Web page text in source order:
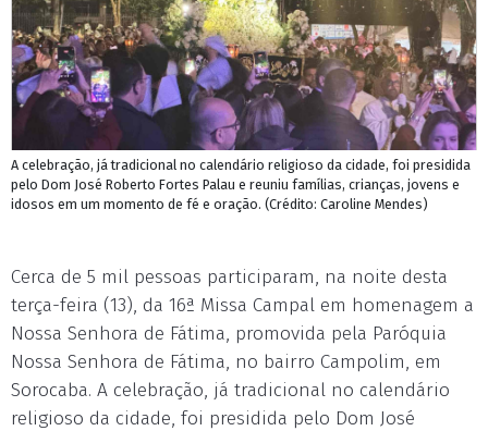
A celebração, já tradicional no calendário religioso da cidade, foi presidida
pelo Dom José Roberto Fortes Palau e reuniu famílias, crianças, jovens e
idosos em um momento de fé e oração. (Crédito: Caroline Mendes)
Cerca de 5 mil pessoas participaram, na noite desta
terça-feira (13), da 16ª Missa Campal em homenagem a
Nossa Senhora de Fátima, promovida pela Paróquia
Nossa Senhora de Fátima, no bairro Campolim, em
Sorocaba. A celebração, já tradicional no calendário
religioso da cidade, foi presidida pelo Dom José